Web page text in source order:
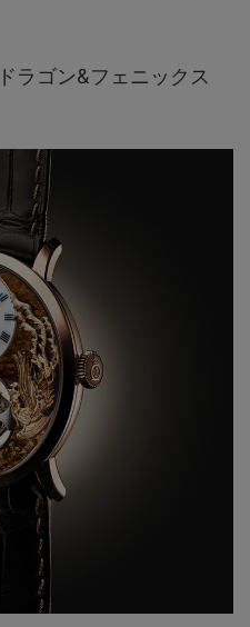
ラゴン&フェニックス